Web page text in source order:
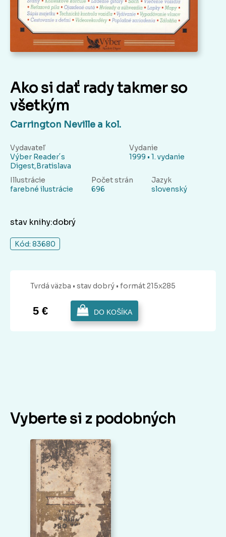
Ako si dať rady takmer so
všetkým
Carrington Neville a kol.
Vydavateľ
Výber Reader´s
Digest,Bratislava
Vydanie
1999 • 1. vydanie
Illustrácie
farebné ilustrácie
Počet strán
696
Jazyk
slovenský
stav knihy:dobrý
Kód: 83680
Tvrdá väzba • stav dobrý • formát 215x285
5 € DO KOŠÍKA
Vyberte si z podobných